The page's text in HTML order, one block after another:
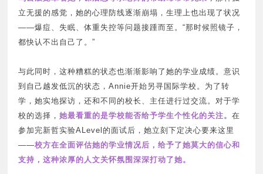
立无援的感觉，她的心理防线逐渐崩塌，生理上也出现了状况
——爆痘、失眠、体重失控等问题接踵而至。“那时候照镜子，
都快认不出自己了。”
与此同时，这种糟糕的状态也渐渐影响了她的学业成绩。意识
到自己越发低沉的状态，Annie开始另寻国际学校。为了转
学，她实地探访，还和不同的校长、主任进行过交流。对于学
校的选择， 她最看重的是学校能否给予学生个性化的关注。 在
参加完新哲实验ALevel的面试后，她立刻下定决心要来这里
——校方在全面评估她的学业情况后，给予了她莫大的信心和
支持，这种浓厚的人文关怀氛围深深打动了她。